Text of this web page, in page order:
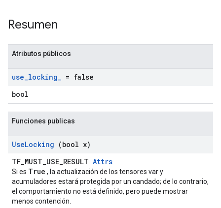
Resumen
Atributos públicos
use_locking_ = false
bool
Funciones publicas
UseLocking (bool x)
TF_MUST_USE_RESULT Attrs
Si es True , la actualización de los tensores var y
acumuladores estará protegida por un candado; de lo contrario,
el comportamiento no está definido, pero puede mostrar
menos contención.